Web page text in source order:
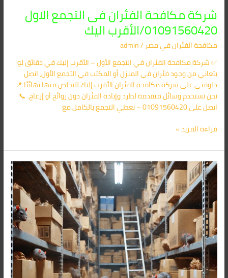
شركة مكافحة الفئران فى التجمع الاول
01091560420/الأقرب اليك
مكافحة الفئران​ في مصر/
admin
✅ شركة مكافحة الفئران في التجمع الأول – الأقرب إليك في دقائق لو
بتعاني من وجود فئران في المنزل أو المكتب في التجمع الأول، اتصل
دلوقتي على شركة مكافحة الفئران الأقرب إليك للتخلص منها نهائيًا.📍
نحن نستخدم وسائل متقدمة لطرد وإبادة الفئران دون روائح أو إزعاج. 📞
اتصل على 01091560420 – نغطي التجمع بالكامل مع
قراءة المزيد »
شركة
مكافحة
الفئران
فى
التجمع
الخامس
الأقرب
اليك